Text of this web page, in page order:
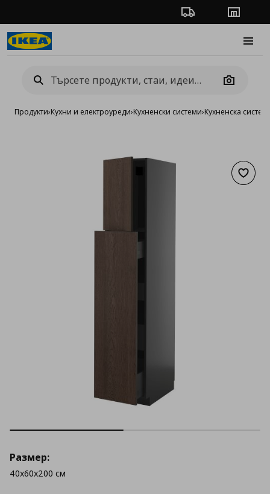
Проследяване на
Camera
Продукти›Кухни и електроуреди›Кухненски системи›Кухненска
Размер:
40x60x200 см